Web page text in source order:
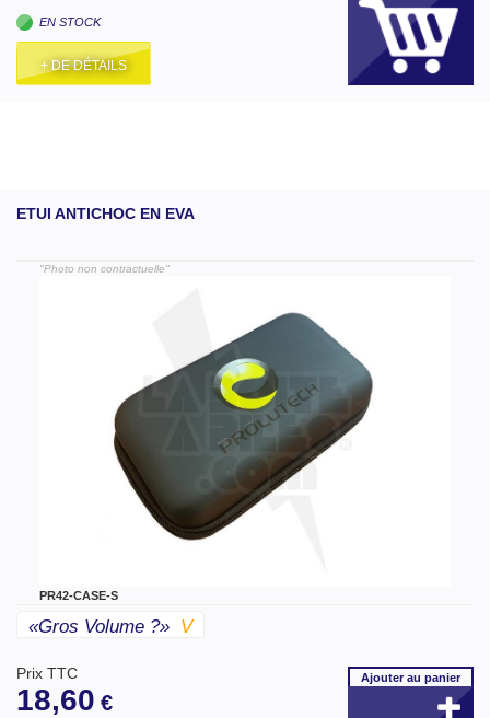
EN STOCK
+ DE DÉTAILS
ETUI ANTICHOC EN EVA
"Photo non contractuelle"
PR42-CASE-S
«gros Volume ?» V
Prix TTC
18,60 €
Ajouterau panier